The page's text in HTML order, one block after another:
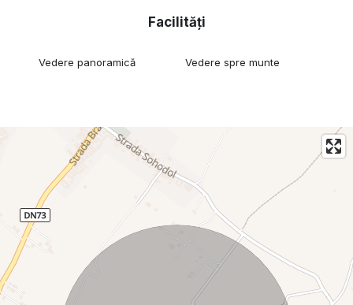
Facilități
Vedere panoramică Vedere spre munte